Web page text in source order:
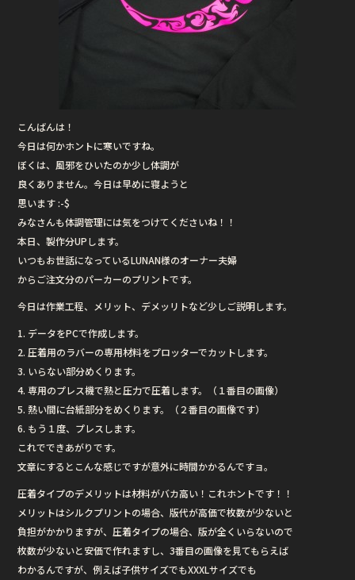
こんばんは！
今日は何かホントに寒いですね。
ぼくは、風邪をひいたのか少し体調が
良くありません。今日は早めに寝ようと
思います :-$
みなさんも体調管理には気をつけてくださいね！！
本日、製作分UPします。
いつもお世話になっているLUNAN様のオーナー夫婦
からご注文分のパーカーのプリントです。
今日は作業工程、メリット、デメッリトなど少しご説明します。
1. データをPCで作成します。
2. 圧着用のラバーの専用材料をプロッターでカットします。
3. いらない部分めくります。
4. 専用のプレス機で熱と圧力で圧着します。（１番目の画像）
5. 熱い間に台紙部分をめくります。（２番目の画像です）
6. もう１度、プレスします。
これでできあがりです。
文章にするとこんな感じですが意外に時間かかるんですョ。
圧着タイプのデメリットは材料がバカ高い！これホントです！！
メリットはシルクプリントの場合、版代が高価で枚数が少ないと
負担がかかりますが、圧着タイプの場合、版が全くいらないので
枚数が少ないと安価で作れますし、3番目の画像を見てもらえば
わかるんですが、例えば子供サイズでもXXXLサイズでも